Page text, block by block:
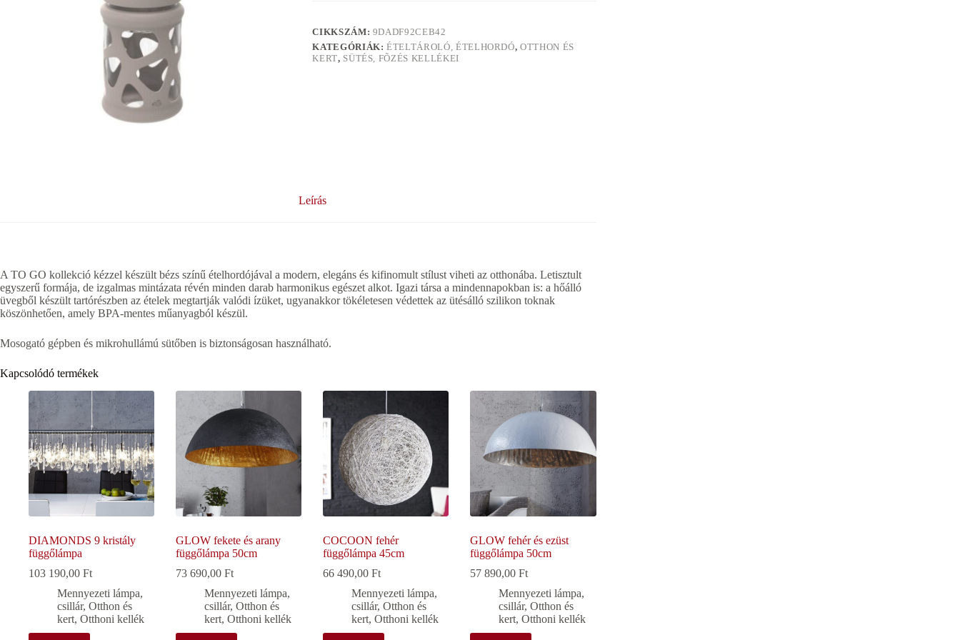
CIKKSZÁM: 9DADF92CEB42
KATEGÓRIÁK:ÉTELTÁROLÓ, ÉTELHORDÓ,OTTHON ÉS
KERT, SÜTÉS, FÕZÉS KELLÉKEI
Leírás
A TO GO kollekció kézzel készült bézs színű ételhordójával a modern, elegáns és kifinomult stílust viheti az otthonába. Letisztult
egyszerű formája, de izgalmas mintázata révén minden darab harmonikus egészet alkot. Igazi társa a mindennapokban is: a hőálló
üvegből készült tartórészben az ételek megtartják valódi ízüket, ugyanakkor tökéletesen védettek az ütésálló szilikon toknak
köszönhetően, amely BPA-mentes műanyagból készül.
Mosogató gépben és mikrohullámú sütőben is biztonságosan használható.
Kapcsolódó termékek
DIAMONDS 9 kristály
függőlámpa
103 190,00 Ft
Mennyezeti lámpa,
csillár, Otthon és
kert, Otthoni kellék
GLOW fekete és arany
függőlámpa 50cm
73 690,00Ft
Mennyezeti lámpa,
csillár,Otthon és
kert,Otthoni kellék
COCOON fehér
függőlámpa 45cm
66 490,00Ft
Mennyezeti lámpa,
csillár,Otthon és
kert,Otthoni kellék
GLOW fehér és ezüst
függőlámpa 50cm
57 890,00Ft
Mennyezeti lámpa,
csillár,Otthon és
kert,Otthoni kellék